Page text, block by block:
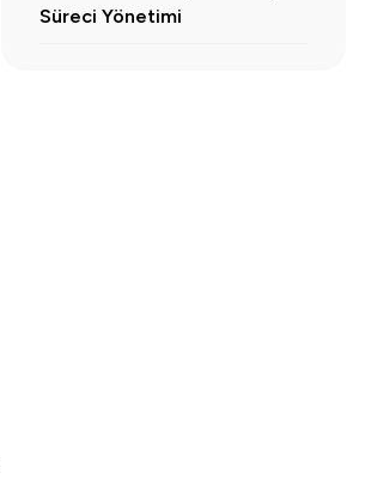
4.5.Stok ve Malzeme Yönetimi
Süreci Yönetimi